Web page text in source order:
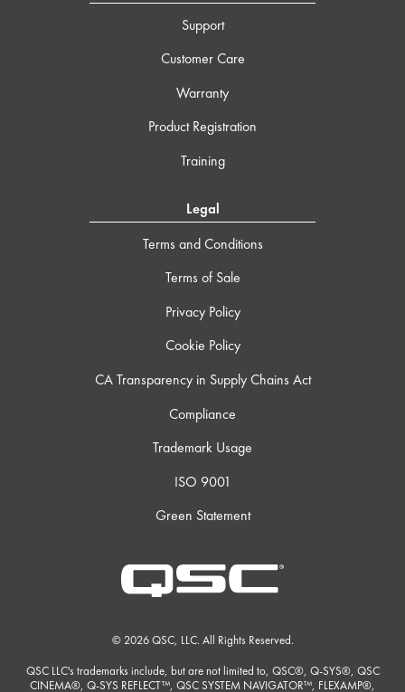
Support
Customer Care
Warranty
Product Registration
Training
Legal
Terms and Conditions
Terms of Sale
Privacy Policy
Cookie Policy
CA Transparency in Supply Chains Act
Compliance
Trademark Usage
ISO 9001
Green Statement
© 2026 QSC, LLC. All Rights Reserved.
QSC LLC's trademarks include, but are not limited to, QSC®, Q-SYS®, QSC
CINEMA®, Q-SYS REFLECT™, QSC SYSTEM NAVIGATOR™, FLEXAMP®,